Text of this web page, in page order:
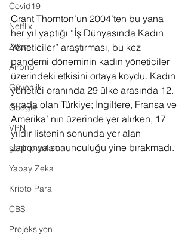
Covid19
Netflix
Zoom
Airbnb
Güvenlik
Google
VPN
şehir planlama
Yapay Zeka
Kripto Para
CBS
Projeksiyon
Grant Thornton’un 2004’ten bu yana
her yıl yaptığı “İş Dünyasında Kadın
Yöneticiler” araştırması, bu kez
pandemi döneminin kadın yöneticiler
üzerindeki etkisini ortaya koydu. Kadın
yönetici oranında 29 ülke arasında 12.
sırada olan Türkiye; İngiltere, Fransa ve
Amerika’ nın üzerinde yer alırken, 17
yıldır listenin sonunda yer alan
Japonya sonunculuğu yine bırakmadı.